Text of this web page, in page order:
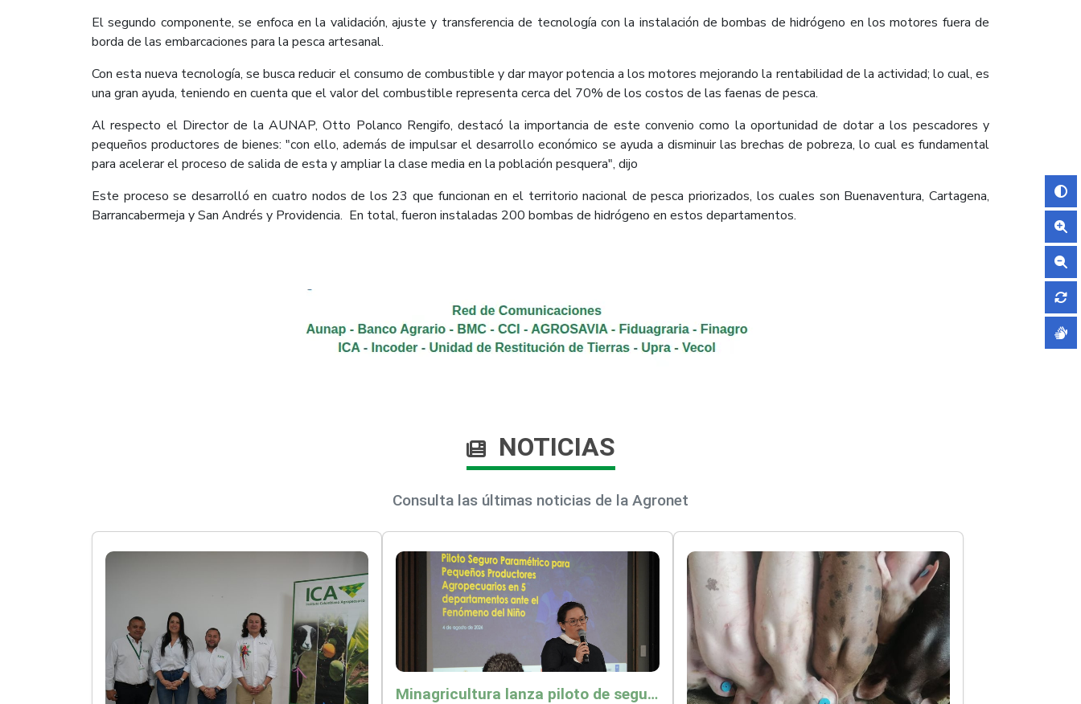
El segundo componente, se enfoca en la validación, ajuste y transferencia de tecnología con la instalación de bombas de hidrógeno en los motores fuera de
borda de las embarcaciones para la pesca artesanal.
Con esta nueva tecnología, se busca reducir el consumo de combustible y dar mayor potencia a los motores mejorando la rentabilidad de la actividad; lo cual, es
una gran ayuda, teniendo en cuenta que el valor del combustible representa cerca del 70% de los costos de las faenas de pesca.
Al respecto el Director de la AUNAP, Otto Polanco Rengifo, destacó la importancia de este convenio como la oportunidad de dotar a los pescadores y
pequeños productores de bienes: "con ello, además de impulsar el desarrollo económico se ayuda a disminuir las brechas de pobreza, lo cual es fundamental
para acelerar el proceso de salida de esta y ampliar la clase media en la población pesquera", dijo
Este proceso se desarrolló en cuatro nodos de los 23 que funcionan en el territorio nacional de pesca priorizados, los cuales son Buenaventura, Cartagena,
Barrancabermeja y San Andrés y Providencia. En total, fueron instaladas 200 bombas de hidrógeno en estos departamentos.
NOTICIAS
Consulta las últimas noticias de la Agronet
Minagricultura lanza piloto de seguro agropecuario por $9.625 millones para proteger a más de 14.000 pequeños productores contra riesgos del Fenómeno de El Niño